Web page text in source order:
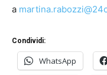
a martina.
Condividi:
WhatsApp